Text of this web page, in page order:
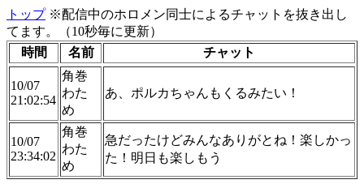
トップ※配信中のホロメン同士によるチャットを抜き出し
てます。（10秒毎に更新）
時間
名前 チャット
10/07
21:02:54
角巻
わた
め
あ、ポルカちゃんもくるみたい！
10/07
23:34:02
角巻
わた
め
急だったけどみんなありがとね！楽しかっ
た！明日も楽しもう